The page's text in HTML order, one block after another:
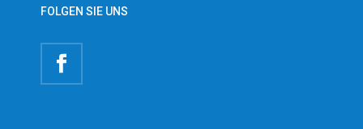
FOLGEN SIE UNS